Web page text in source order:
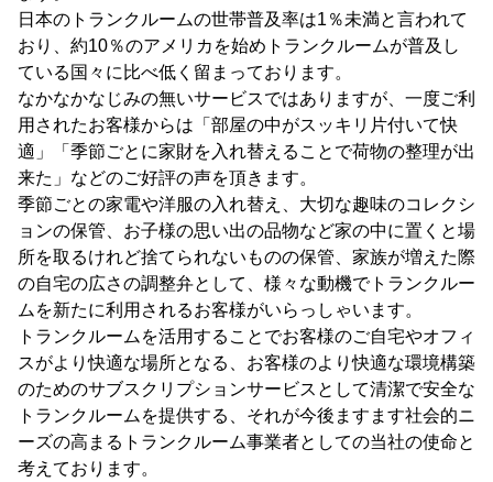
日本のトランクルームの世帯普及率は1％未満と言われて
おり、約10％のアメリカを始めトランクルームが普及し
ている国々に比べ低く留まっております。
なかなかなじみの無いサービスではありますが、一度ご利
用されたお客様からは「部屋の中がスッキリ片付いて快
適」「季節ごとに家財を入れ替えることで荷物の整理が出
来た」などのご好評の声を頂きます。
季節ごとの家電や洋服の入れ替え、大切な趣味のコレクシ
ョンの保管、お子様の思い出の品物など家の中に置くと場
所を取るけれど捨てられないものの保管、家族が増えた際
の自宅の広さの調整弁として、様々な動機でトランクルー
ムを新たに利用されるお客様がいらっしゃいます。
トランクルームを活用することでお客様のご自宅やオフィ
スがより快適な場所となる、お客様のより快適な環境構築
のためのサブスクリプションサービスとして清潔で安全な
トランクルームを提供する、それが今後ますます社会的ニ
ーズの高まるトランクルーム事業者としての当社の使命と
考えております。